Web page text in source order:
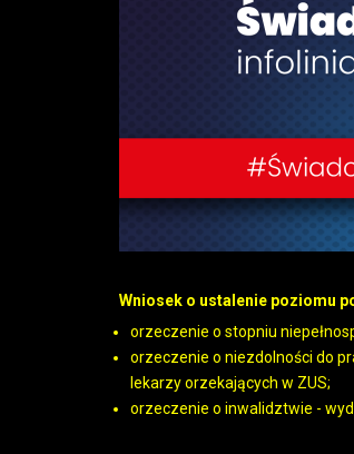
Wniosek o ustalenie poziomu
orzeczenie o stopniu
orzeczenie o niezdolności do
lekarzy orzekających w ZUS;
orzeczenie o inwalidztwie -